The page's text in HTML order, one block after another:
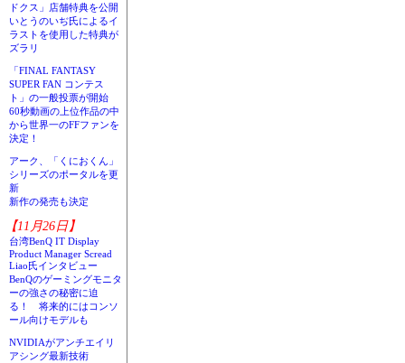
ドクス」店舗特典を公開
いとうのいぢ氏によるイ
ラストを使用した特典が
ズラリ
「FINAL FANTASY
SUPER FAN コンテス
ト」の一般投票が開始
60秒動画の上位作品の中
から世界一のFFファンを
決定！
アーク、「くにおくん」
シリーズのポータルを更
新
新作の発売も決定
【11月26日】
台湾BenQ IT Display
Product Manager Scread
Liao氏インタビュー
BenQのゲーミングモニタ
ーの強さの秘密に迫
る！ 将来的にはコンソ
ール向けモデルも
NVIDIAがアンチエイリ
アシング最新技術